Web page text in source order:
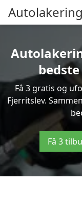
Få 3 gratis og
Fjerritslev.
Få 3